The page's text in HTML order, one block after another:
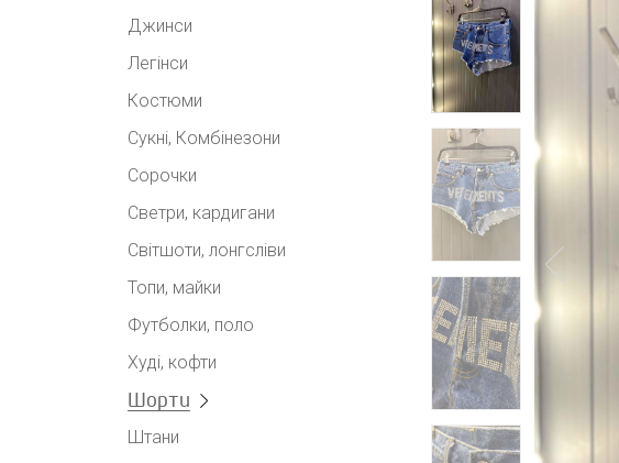
Джинси
Легінси
Костюми
Сукні, Комбінезони
Сорочки
Светри, кардигани
Світшоти, лонгсліви
Топи, майки
Футболки, поло
Худі, кофти
Шорти
Штани